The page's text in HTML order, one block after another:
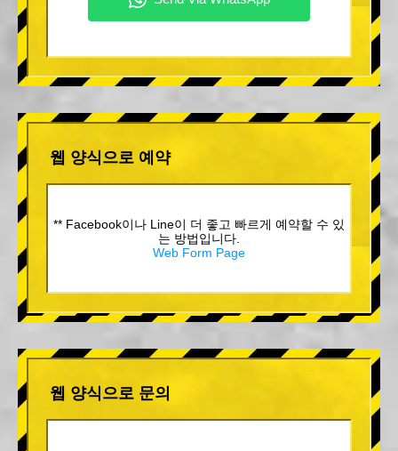
웹 양식으로 예약
** Facebook이나 Line이 더 좋고 빠르게 예약할 수 있
는 방법입니다.
Web Form Page
웹 양식으로 문의